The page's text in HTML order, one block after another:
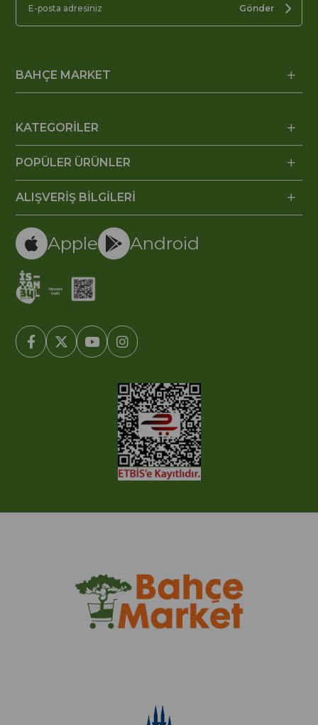
Gönder
BAHÇE MARKET
KATEGORİLER
POPÜLER ÜRÜNLER
ALIŞVERİŞ BİLGİLERİ
Apple Android